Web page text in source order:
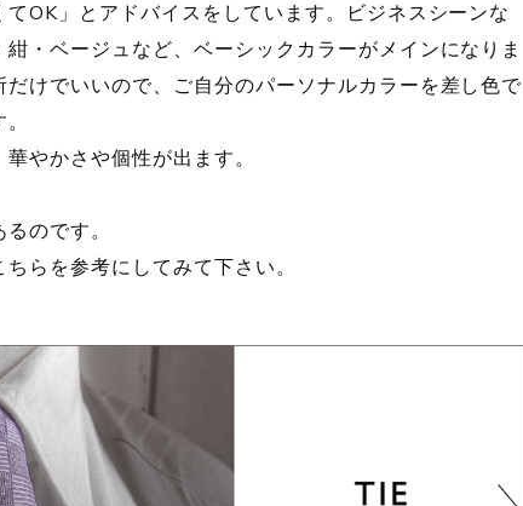
OK」とアドバイスをしています。ビジネスシーンな
・ベージュなど、ベーシックカラーがメインになりま
けでいいので、ご自分のパーソナルカラーを差し色で
やかさや個性が出ます。
のです。
らを参考にしてみて下さい。